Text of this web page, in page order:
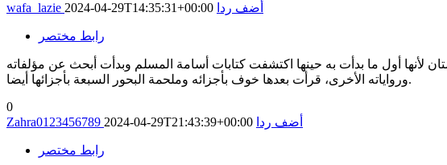
wafa_lazie 2024-04-29T14:35:31+00:00 أضف ردا
رابط مختصر
لأنها أول ما بدأت به حينها اكتشفت كتابات أسامة المسلم وبدأت أبحث عن مؤلفاته
ورواياته الأخرى، قرأت بعدها خوف بأجزائه وملحمة البحور السبعة بأجزائها أيضا.
0
Zahra0123456789 2024-04-29T21:43:39+00:00 أضف ردا
رابط مختصر